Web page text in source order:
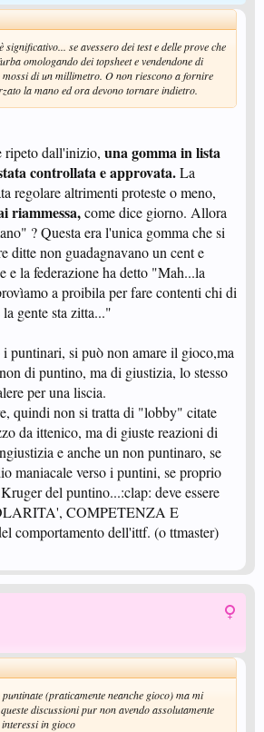
se avessero dei test e delle prove che
omologando dei topsheet e vendendone di
di un millimetro. O non riescono a fornire
la mano ed ora devono tornare indietro.
ripeto dall'inizio, una gomma in lista
controllata e approvata.La
regolare altrimenti proteste o meno,
riammessa,come dice giorno. Allora
? Questa era l'unica gomma che si
ditte non guadagnavano un cent e
e la federazione ha detto "Mah...la
a proibila per fare contenti chi di
gente sta zitta..."
i puntinari, si può non amare il gioco,ma
di puntino, ma di giustizia, lo stesso
per una liscia.
quindi non si tratta di "lobby" citate
da ittenico, ma di giuste reazioni di
e anche un non puntinaro, se
maniacale verso i puntini, se proprio
del puntino...:clap: deve essere
COMPETENZA E
comportamento dell'ittf. (o ttmaster)
(praticamente neanche gioco) ma mi
discussioni pur non avendo assolutamente
in gioco